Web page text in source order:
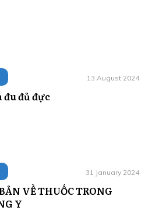
13 August 2024
đu đủ đực
31 January 2024
VỀ THUỐC TRONG
Y